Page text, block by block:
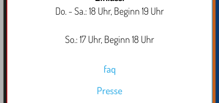
Do. - Sa.: 18 Uhr, Beginn 19 Uhr
So.: 17 Uhr, Beginn 18 Uhr
faq
Presse